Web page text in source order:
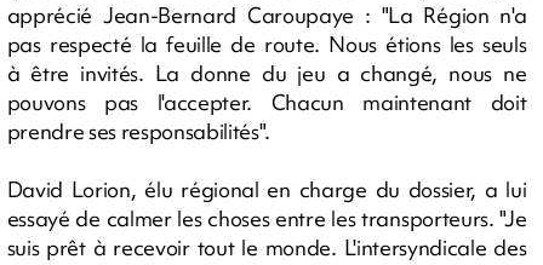
apprécié Jean-Bernard Caroupaye : "La Région n'a
pas respecté la feuille de route. Nous étions les seuls
à être invités. La donne du jeu a changé, nous ne
pouvons pas l'accepter. Chacun maintenant doit
prendre ses responsabilités".
David Lorion, élu régional en charge du dossier, a lui
essayé de calmer les choses entre les transporteurs. "Je
suis prêt à recevoir tout le monde. L'intersyndicale des